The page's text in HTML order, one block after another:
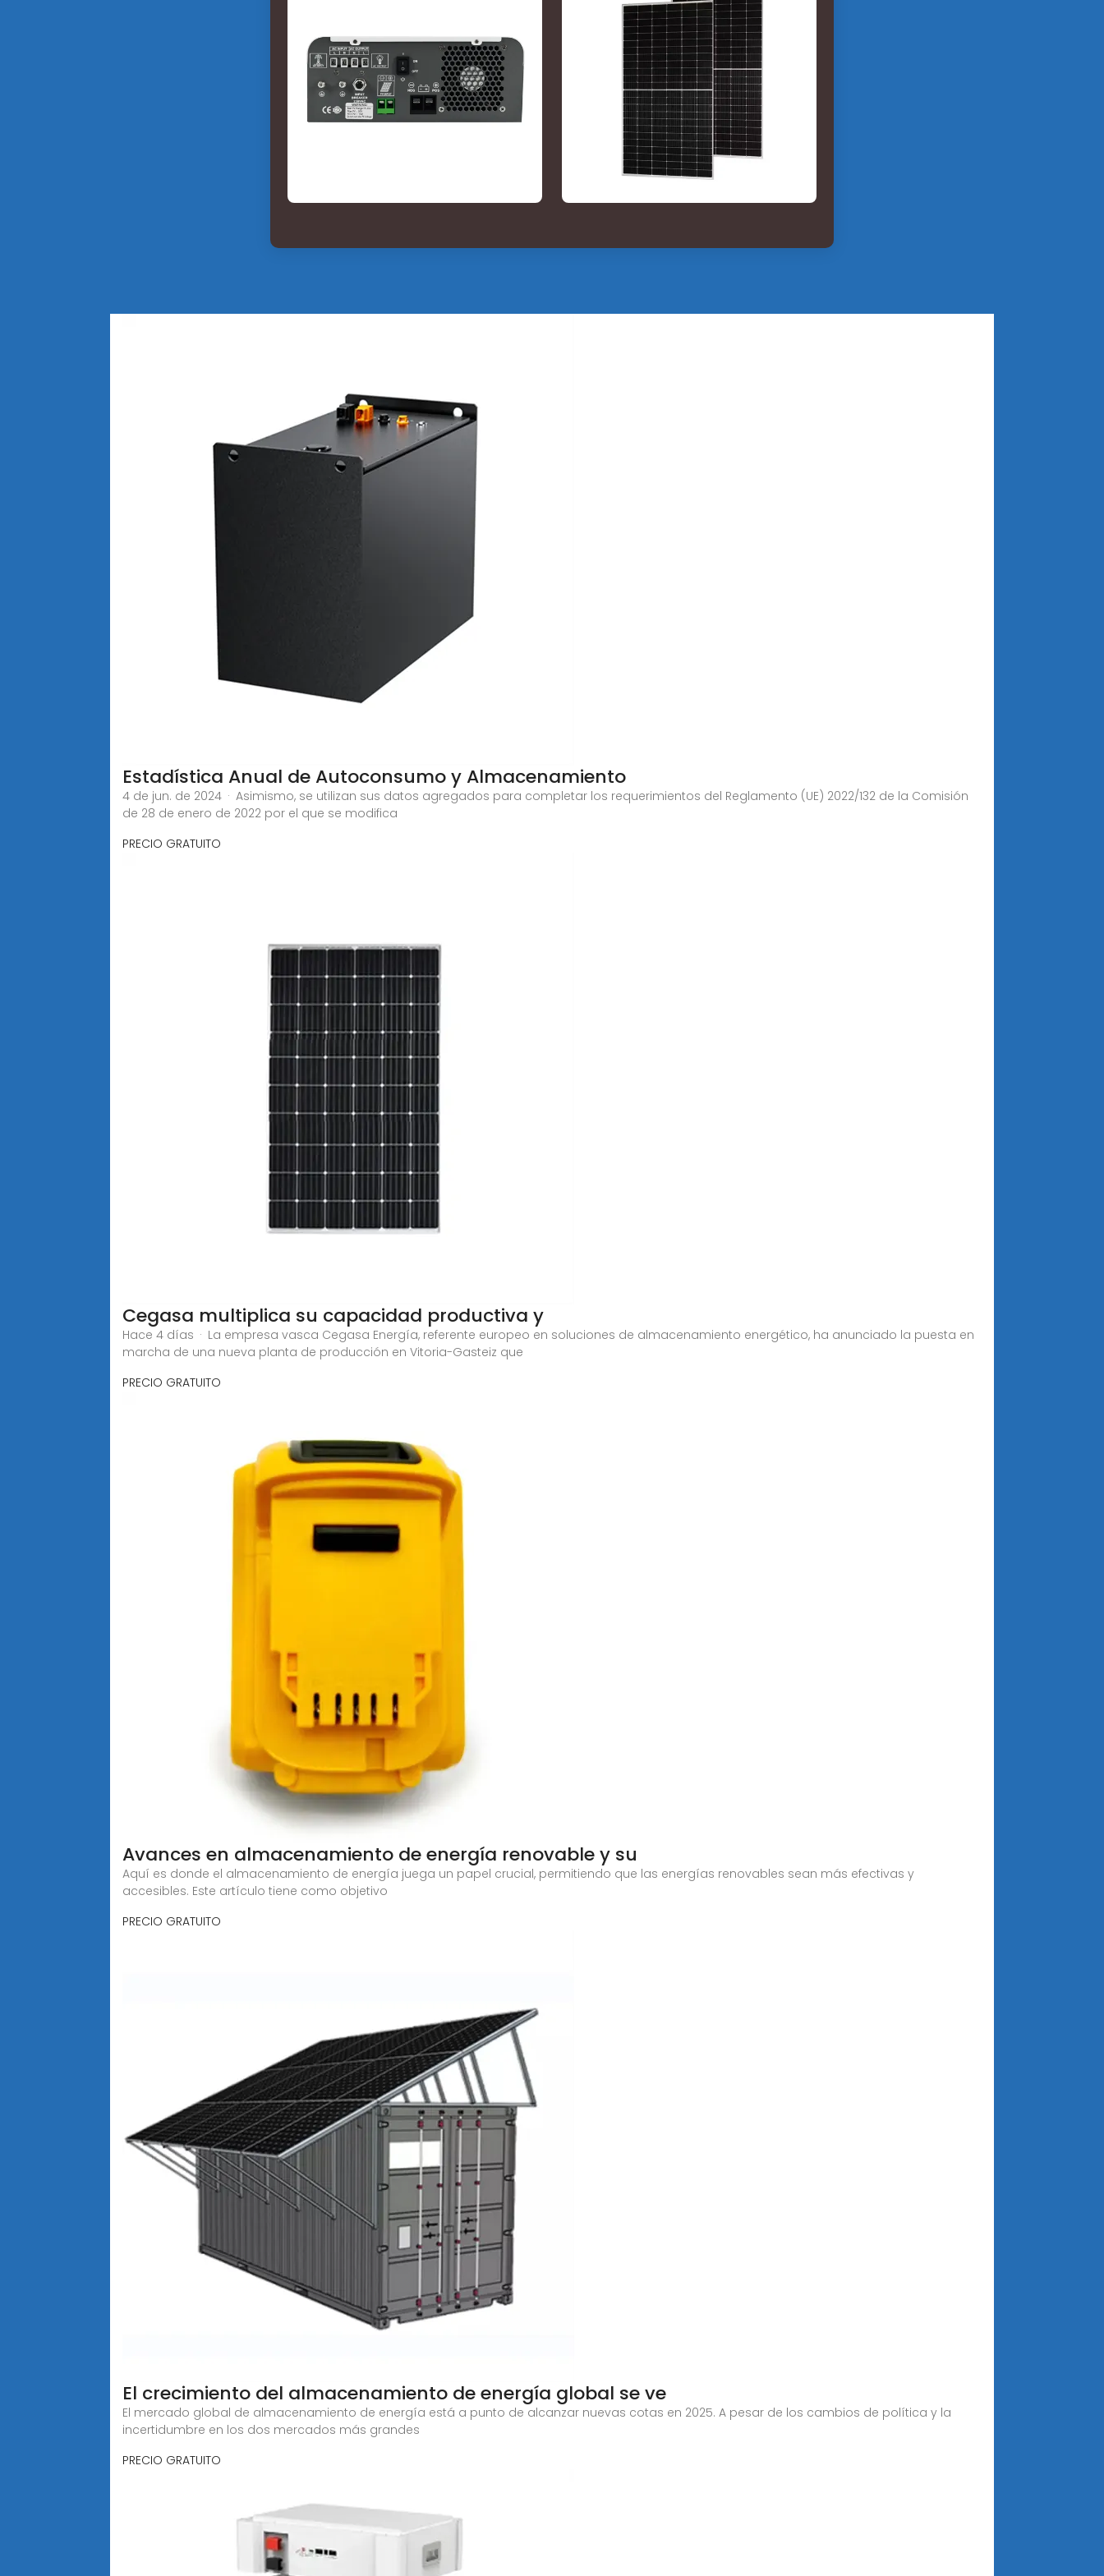
Estadística Anual de Autoconsumo y Almacenamiento
4 de jun. de 2024 · Asimismo, se utilizan sus datos agregados para completar los requerimientos del Reglamento (UE) 2022/132 de la Comisión
de 28 de enero de 2022 por el que se modifica
PRECIO GRATUITO
Cegasa multiplica su capacidad productiva y
Hace 4 días · La empresa vasca Cegasa Energía, referente europeo en soluciones de almacenamiento energético, ha anunciado la puesta en
marcha de una nueva planta de producción en Vitoria-Gasteiz que
PRECIO GRATUITO
Avances en almacenamiento de energía renovable y su
Aquí es donde el almacenamiento de energía juega un papel crucial, permitiendo que las energías renovables sean más efectivas y
accesibles. Este artículo tiene como objetivo
PRECIO GRATUITO
El crecimiento del almacenamiento de energía global se ve
El mercado global de almacenamiento de energía está a punto de alcanzar nuevas cotas en 2025. A pesar de los cambios de política y la
incertidumbre en los dos mercados más grandes
PRECIO GRATUITO